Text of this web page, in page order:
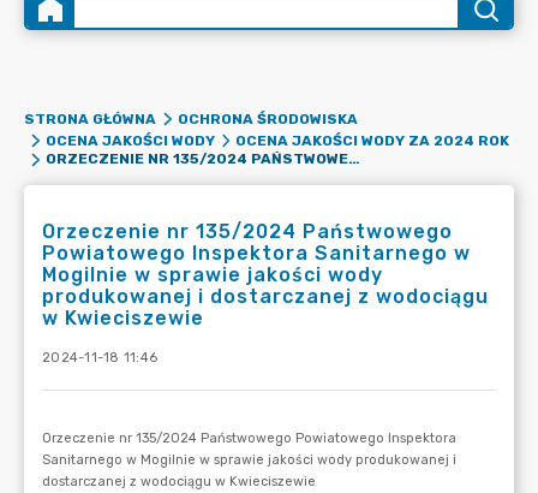
STRONA GŁÓWNA
OCHRONA ŚRODOWISKA
OCENA JAKOŚCI WODY
OCENA JAKOŚCI WODY ZA 2024 ROK
ORZECZENIE NR 135/2024 PAŃSTWOWEGO POWIATOWEGO INSPEKTORA SANITARNEGO W MOGILNIE W SPRAWIE JAKOŚCI WODY PRODUKOWANEJ I DOSTARCZANEJ Z WODOCIĄGU W KWIECISZEWIE
Orzeczenie nr 135/2024 Państwowego
Powiatowego Inspektora Sanitarnego w
Mogilnie w sprawie jakości wody
produkowanej i dostarczanej z wodociągu
w Kwieciszewie
2024-11-18 11:46